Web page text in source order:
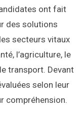
ont fait
des solutions
secteurs vitaux
l’agriculture, le
transport. Devant
selon leur
compréhension.